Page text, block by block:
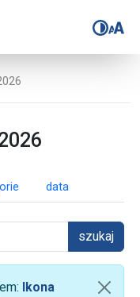
Góry –
Góry
data
szukaj
Ikona